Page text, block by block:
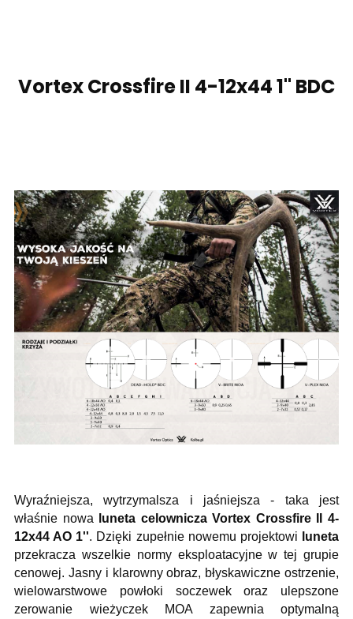
Vortex Crossfire II 4-12x44 1'' BDC
Wyraźniejsza, wytrzymalsza i jaśniejsza - taka jest
właśnie nowa luneta celownicza Vortex Crossfire II 4-
12x44 AO 1''. Dzięki zupełnie nowemu projektowi
luneta
przekracza wszelkie normy eksploatacyjne w tej grupie
cenowej. Jasny i klarowny obraz, błyskawiczne ostrzenie,
wielowarstwowe powłoki soczewek oraz ulepszone
zerowanie wieżyczek MOA zapewnia optymalną